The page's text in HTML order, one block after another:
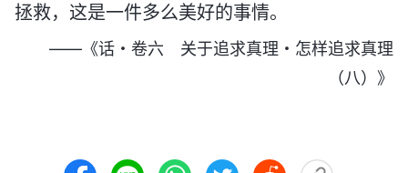
拯救，这是一件多么美好的事情。
——《话・卷六 关于追求真理・怎样追求真理
（八）》